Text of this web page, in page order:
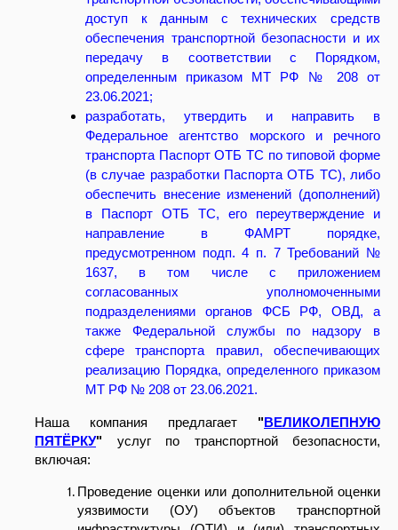
доступ к данным с технических средств
обеспечения транспортной безопасности и их
передачу в соответствии с Порядком,
определенным приказом МТ РФ № 208 от
23.06.2021;
разработать, утвердить и направить в
Федеральное агентство морского и речного
транспорта Паспорт ОТБ ТС по типовой форме
(в случае разработки Паспорта ОТБ ТС), либо
обеспечить внесение изменений (дополнений)
в Паспорт ОТБ TC, его переутверждение и
направление в ФАМРТ порядке,
предусмотренном подп. 4 п. 7 Требований №
1637, в том числе с приложением
согласованных уполномоченными
подразделениями органов ФСБ РФ, ОВД, а
также Федеральной службы по надзору в
сфере транспорта правил, обеспечивающих
реализацию Порядка, определенного приказом
МТ РФ № 208 от 23.06.2021.
Наша компания предлагает "ВЕЛИКОЛЕПНУЮ
ПЯТЁРКУ" услуг по транспортной безопасности,
включая:
Проведение оценки или дополнительной оценки
уязвимости (ОУ) объектов транспортной
Работы на высоте и за бортом
Компания ИБИКОН
вниманию практические
рекомендации по
работ на высоте и за
бортом судна.